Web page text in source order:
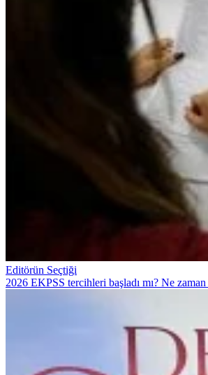
Editörün Seçtiği
2026 EKPSS tercihleri başladı mı? Ne